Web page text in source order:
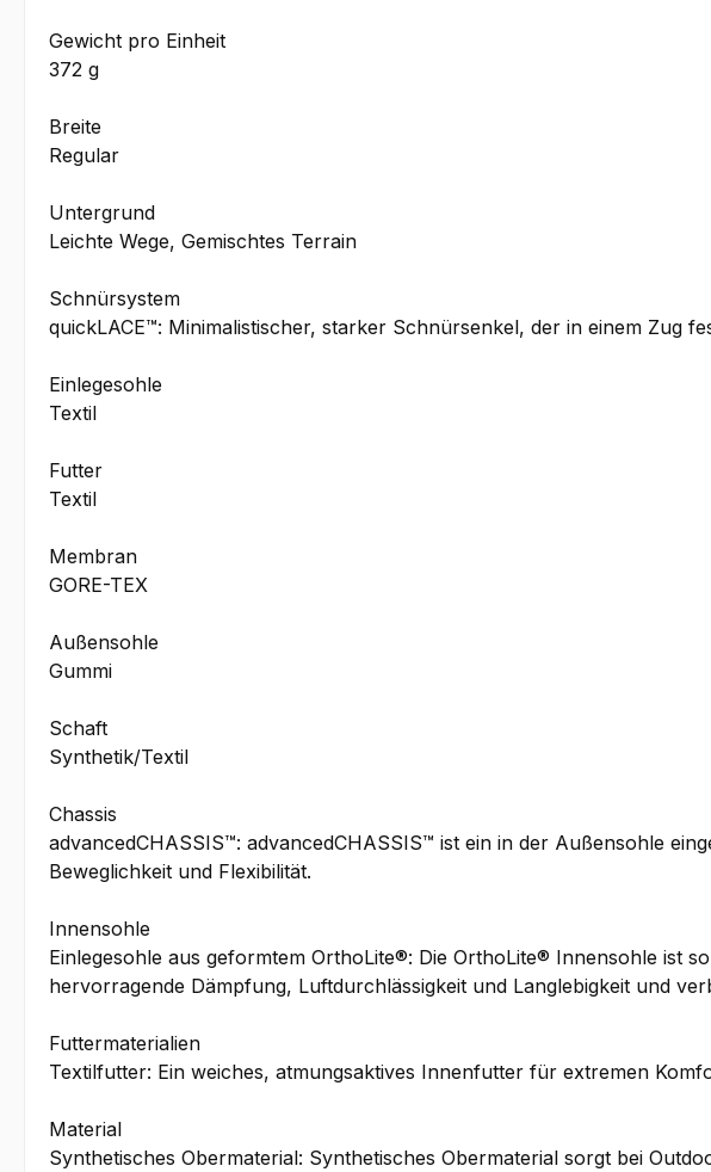
Gewicht pro Einheit
372 g
Breite
Regular
Untergrund
Leichte Wege, Gemischtes Terrain
Schnürsystem
quickLACE™: Minimalistischer, starker Schnürsenkel, der in einem Zug
Einlegesohle
Textil
Futter
Textil
Membran
GORE-TEX
Außensohle
Gummi
Schaft
Synthetik/Textil
Chassis
advancedCHASSIS™: advancedCHASSIS™ ist ein in der Außensohle
Beweglichkeit und Flexibilität.
Innensohle
Einlegesohle aus geformtem OrthoLite®: Die OrthoLite® Innensohle ist
hervorragende Dämpfung, Luftdurchlässigkeit und Langlebigkeit und
Futtermaterialien
Textilfutter: Ein weiches, atmungsaktives Innenfutter für extremen
Material
Synthetisches Obermaterial: Synthetisches Obermaterial sorgt bei